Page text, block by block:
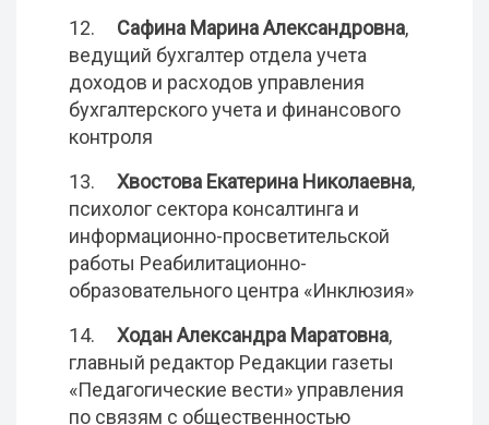
12. Сафина Марина Александровна,
ведущий бухгалтер отдела учета
доходов и расходов управления
бухгалтерского учета и финансового
контроля
13. Хвостова Екатерина Николаевна,
психолог сектора консалтинга и
информационно-просветительской
работы Реабилитационно-
образовательного центра «Инклюзия»
14. Ходан Александра Маратовна,
главный редактор Редакции газеты
«Педагогические вести» управления
по связям с общественностью